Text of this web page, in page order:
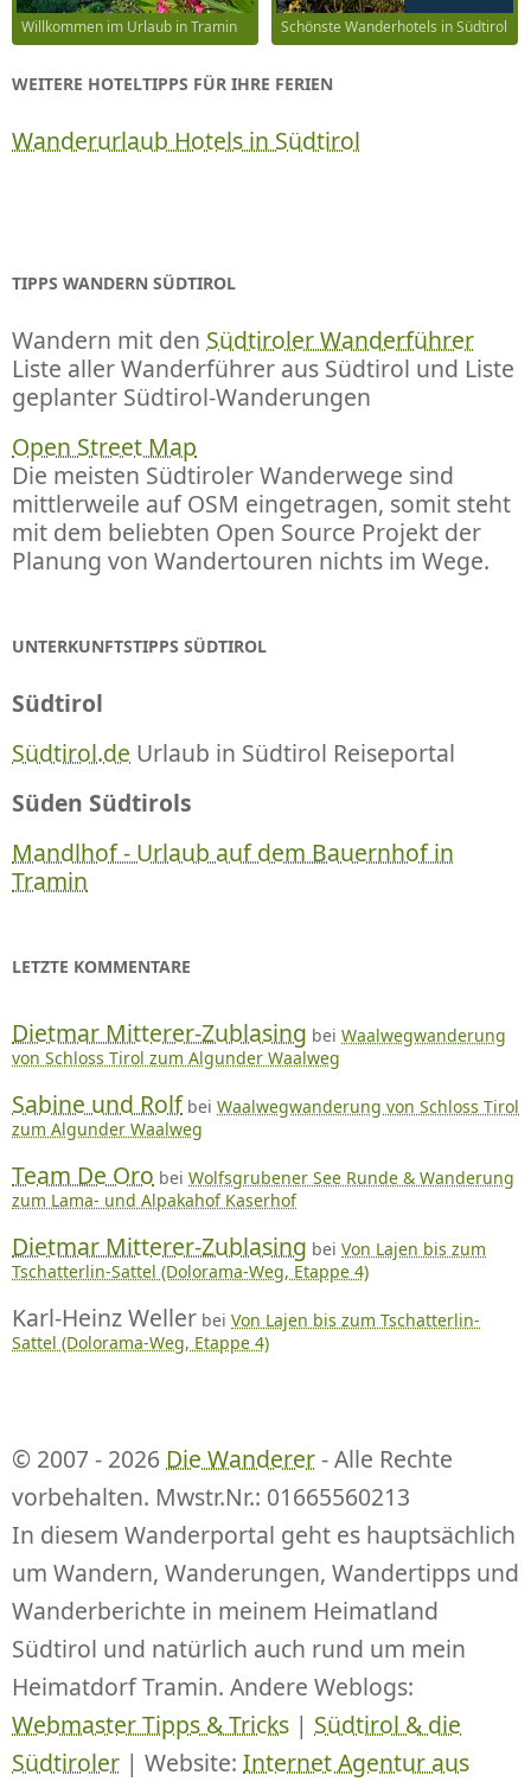
Willkommen im Urlaub in Tramin Schönste Wanderhotels in Südtirol
WEITERE HOTELTIPPS FÜR IHRE FERIEN
Wanderurlaub Hotels in Südtirol
TIPPS WANDERN SÜDTIROL
Wandern mit den Südtiroler Wanderführer
Liste aller Wanderführer aus Südtirol und Liste
geplanter Südtirol-Wanderungen
Open Street Map
Die meisten Südtiroler Wanderwege sind
mittlerweile auf OSM eingetragen, somit steht
mit dem beliebten Open Source Projekt der
Planung von Wandertouren nichts im Wege.
UNTERKUNFTSTIPPS SÜDTIROL
Südtirol
Südtirol.de Urlaub in Südtirol Reiseportal
Süden Südtirols
Mandlhof - Urlaub auf dem Bauernhof in
Tramin
LETZTE KOMMENTARE
Dietmar Mitterer-Zublasing bei Waalwegwanderung
von Schloss Tirol zum Algunder Waalweg
Sabine und Rolf bei Waalwegwanderung von Schloss Tirol
zum Algunder Waalweg
Team De Oro bei Wolfsgrubener See Runde & Wanderung
zum Lama- und Alpakahof Kaserhof
Dietmar Mitterer-Zublasing bei Von Lajen bis zum
Tschatterlin-Sattel (Dolorama-Weg, Etappe 4)
Karl-Heinz Weller bei Von Lajen bis zum Tschatterlin-
Sattel (Dolorama-Weg, Etappe 4)
© 2007 - 2026 Die Wanderer- Alle Rechte
vorbehalten. Mwstr.Nr.: 01665560213
In diesem Wanderportal geht es hauptsächlich
um Wandern, Wanderungen, Wandertipps und
Wanderberichte in meinem Heimatland
Südtirol und natürlich auch rund um mein
Heimatdorf Tramin. Andere Weblogs:
Webmaster Tipps & Tricks | Südtirol & die
Südtiroler | Website: Internet Agentur aus